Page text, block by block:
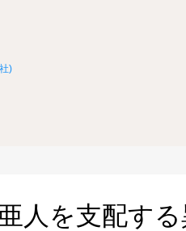
)
人を支配す